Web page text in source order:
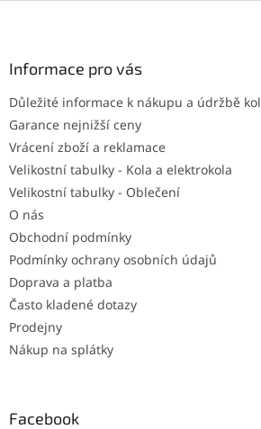
Informace pro vás
Důležité informace k nákupu a údržbě kol
Garance nejnižší ceny
Vrácení zboží a reklamace
Velikostní tabulky - Kola a elektrokola
Velikostní tabulky - Oblečení
O nás
Obchodní podmínky
Podmínky ochrany osobních údajů
Doprava a platba
Často kladené dotazy
Prodejny
Nákup na splátky
Facebook